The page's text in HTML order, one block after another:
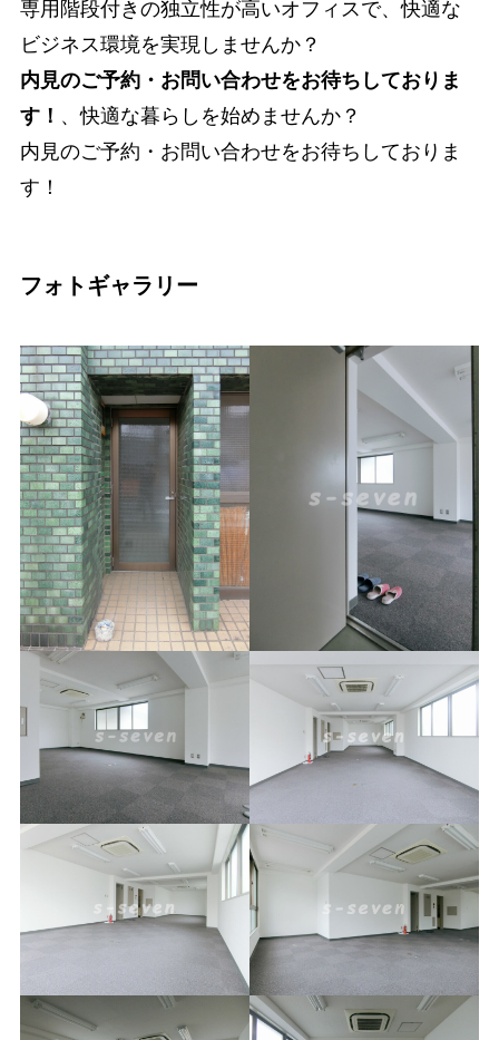
専用階段付きの独立性が高いオフィスで、快適な
ビジネス環境を実現しませんか？
内見のご予約・お問い合わせをお待ちしておりま
す！ 、快適な暮らしを始めませんか？
内見のご予約・お問い合わせをお待ちしておりま
す！
フォトギャラリー